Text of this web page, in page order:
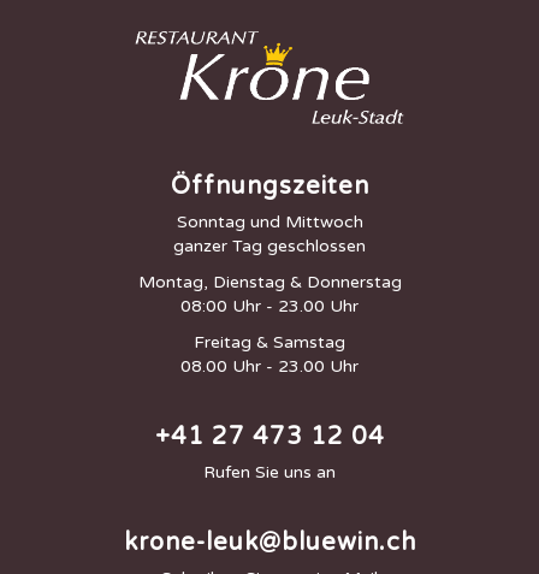
Öffnungszeiten
Sonntag und Mittwoch
ganzer Tag geschlossen
Montag, Dienstag & Donnerstag
08:00 Uhr - 23.00 Uhr
Freitag & Samstag
08.00 Uhr - 23.00 Uhr
+41 27 473 12 04
Rufen Sie uns an
krone-leuk@bluewin.ch